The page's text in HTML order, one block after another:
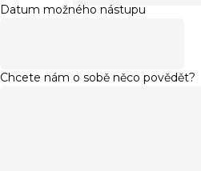
Datum možného nástupu
Chcete nám o sobě něco povědět?